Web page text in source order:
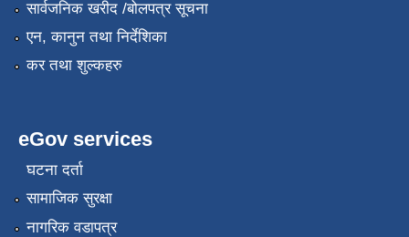
सार्वजनिक खरीद /बोलपत्र सूचना
एन, कानुन तथा निर्देशिका
कर तथा शुल्कहरु
eGov services
घटना दर्ता
सामाजिक सुरक्षा
नागरिक वडापत्र